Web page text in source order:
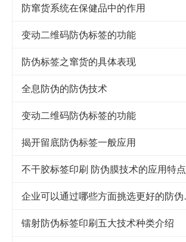
防窜货系统在保健品中的作用
变动二维码防伪标签的功能
防伪标签之窜货的具体表现
全息防伪的防伪技术
变动二维码防伪标签的功能
揭开留底防伪标签一般应用
不干胶标签印刷 防伪膜技术的应用特点
企业可以通过哪些方面挑选更好的防伪技术产品
镭射防伪标签印刷五大技术种类介绍